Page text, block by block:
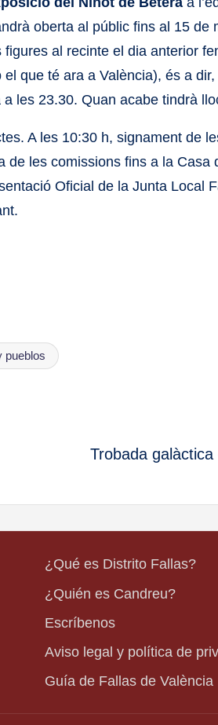
oberta al públic fins al 15 de
al recinte el dia anterior
que té ara a València), és a
les 23.30. Quan acabe tindrà
A les 10:30 h, signament de
de les comissions fins a la Casa
Oficial de la Junta Local
pueblos
Trobada galàctica
¿Qué es Distrito Fallas?
¿Quién es Candreu?
Escríbenos
Aviso legal y política de
Guía de Fallas de València